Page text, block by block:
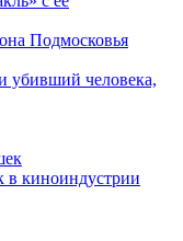
Подмосковья
убивший человека,
в киноиндустрии